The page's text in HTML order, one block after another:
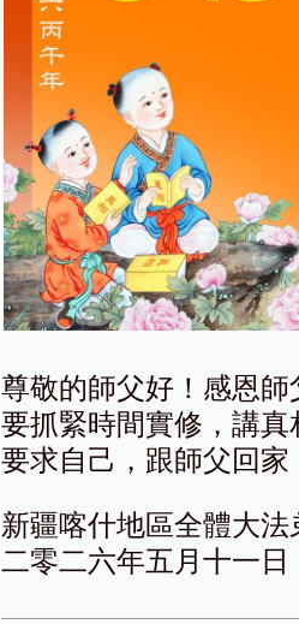
尊敬的師父好！感恩
要抓緊時間實修，講
要求自己，跟師父回家
新疆喀什地區全體大法
二零二六年五月十一日